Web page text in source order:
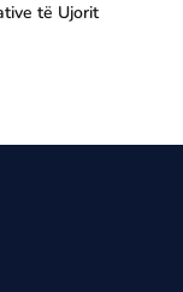
të Ujorit